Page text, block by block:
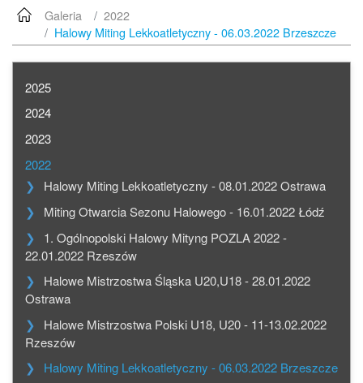
Galeria
2022
Halowy Miting Lekkoatletyczny - 06.03.2022 Brzeszcze
2025
2024
2023
2022
Halowy Miting Lekkoatletyczny - 08.01.2022 Ostrawa
Miting Otwarcia Sezonu Halowego - 16.01.2022 Łódź
1. Ogólnopolski Halowy Mityng POZLA 2022 -
22.01.2022 Rzeszów
Halowe Mistrzostwa Śląska U20,U18 - 28.01.2022
Ostrawa
Halowe Mistrzostwa Polski U18, U20 - 11-13.02.2022
Rzeszów
Halowy Miting Lekkoatletyczny - 06.03.2022 Brzeszcze